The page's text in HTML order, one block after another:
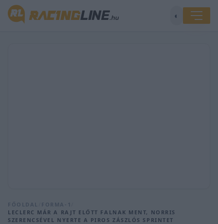
◐
FŐOLDAL FORMA-1
LECLERC MÁR A RAJT ELŐTT FALNAK MENT, NORRIS
SZERENCSÉVEL NYERTE A PIROS ZÁSZLÓS SPRINTET